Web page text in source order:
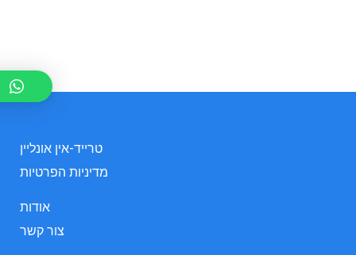
טרייד-אין אונליין
מדיניות הפרטיות
אודות
צור קשר